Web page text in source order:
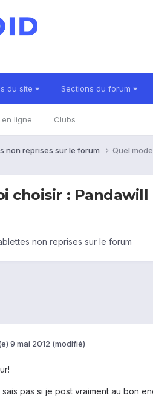
du site Sections du forum
en ligne Clubs
non reprises sur le forum Quel
choisir : Pandawill
non reprises sur le forum
9 mai 2012 (modifié)
pas si je post vraiment au bon